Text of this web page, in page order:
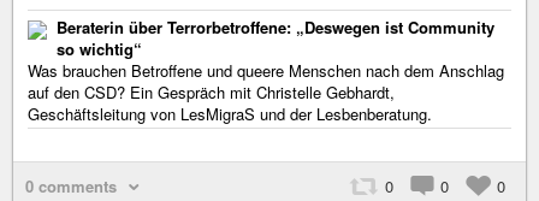
Beraterin über Terrorbetroffene: „Deswegen ist Community
so wichtig“
Was brauchen Betroffene und queere Menschen nach dem Anschlag
auf den CSD? Ein Gespräch mit Christelle Gebhardt,
Geschäftsleitung von LesMigraS und der Lesbenberatung.
0 comments 0 0 0